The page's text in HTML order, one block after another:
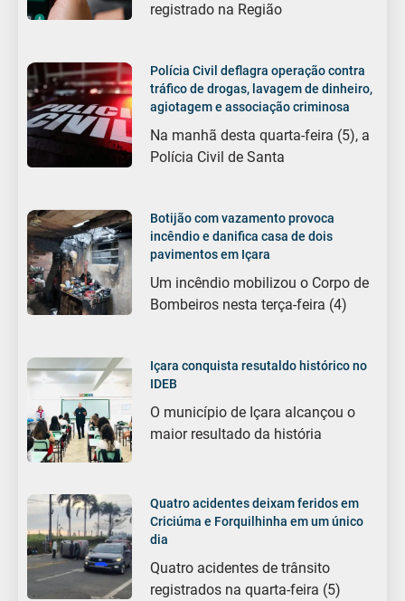
registrado na Região
Polícia Civil deflagra operação contra
tráfico de drogas, lavagem de dinheiro,
agiotagem e associação criminosa
Na manhã desta quarta-feira (5), a
Polícia Civil de Santa
Botijão com vazamento provoca
incêndio e danifica casa de dois
pavimentos em Içara
Um incêndio mobilizou o Corpo de
Bombeiros nesta terça-feira (4)
Içara conquista resutaldo histórico no
IDEB
O município de Içara alcançou o
maior resultado da história
Quatro acidentes deixam feridos em
Criciúma e Forquilhinha em um único
dia
Quatro acidentes de trânsito
registrados na quarta-feira (5)